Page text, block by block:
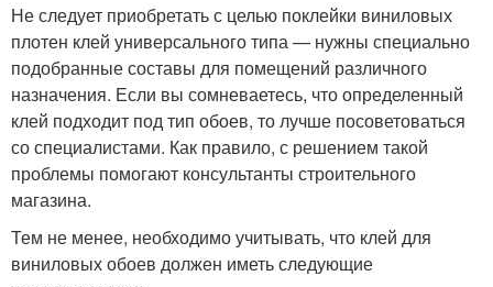
Не следует приобретать с целью поклейки виниловых
плотен клей универсального типа — нужны специально
подобранные составы для помещений различного
назначения. Если вы сомневаетесь, что определенный
клей подходит под тип обоев, то лучше посоветоваться
со специалистами. Как правило, с решением такой
проблемы помогают консультанты строительного
магазина.
Тем не менее, необходимо учитывать, что клей для
виниловых обоев должен иметь следующие